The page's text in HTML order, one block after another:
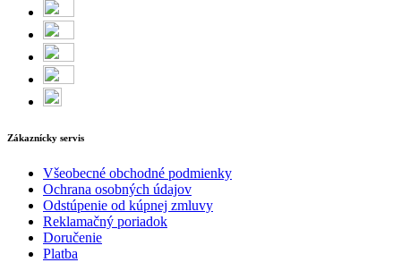
Zákaznícky servis
Všeobecné obchodné podmienky
Ochrana osobných údajov
Odstúpenie od kúpnej zmluvy
Reklamačný poriadok
Doručenie
Platba